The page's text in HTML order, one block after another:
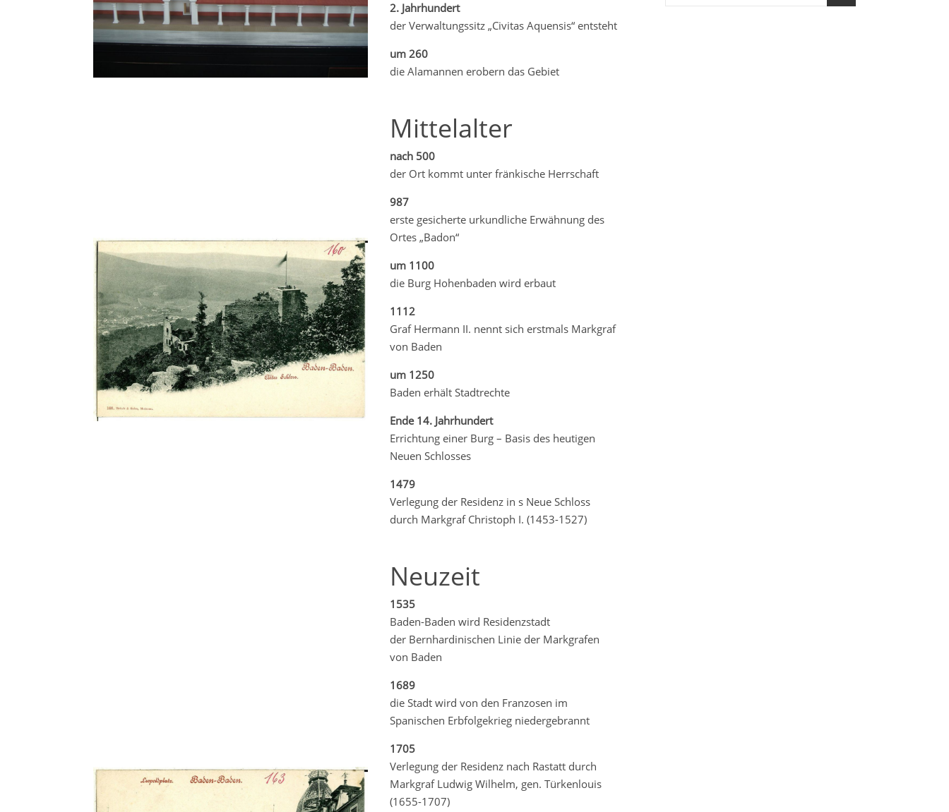
2. Jahrhundert
der Verwaltungssitz „Civitas Aquensis“ entsteht
um 260
die Alamannen erobern das Gebiet
Mittelalter
nach 500
der Ort kommt unter fränkische Herrschaft
987
erste gesicherte urkundliche Erwähnung des
Ortes „Badon“
um 1100
die Burg Hohenbaden wird erbaut
1112
Graf Hermann II. nennt sich erstmals Markgraf
von Baden
um 1250
Baden erhält Stadtrechte
Ende 14. Jahrhundert
Errichtung einer Burg – Basis des heutigen
Neuen Schlosses
1479
Verlegung der Residenz in s Neue Schloss
durch Markgraf Christoph I. (1453-1527)
Neuzeit
1535
Baden-Baden wird Residenzstadt
der Bernhardinischen Linie der Markgrafen
von Baden
1689
die Stadt wird von den Franzosen im
Spanischen Erbfolgekrieg niedergebrannt
1705
Verlegung der Residenz nach Rastatt durch
Markgraf Ludwig Wilhelm, gen. Türkenlouis
(1655-1707)